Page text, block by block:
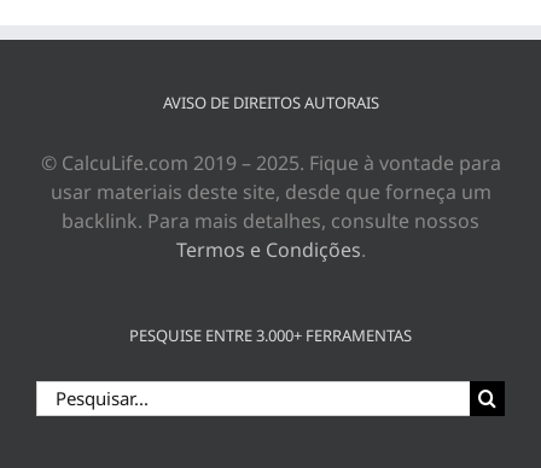
AVISO DE DIREITOS AUTORAIS
© CalcuLife.com 2019 – 2025. Fique à vontade para
usar materiais deste site, desde que forneça um
backlink. Para mais detalhes, consulte nossos
Termos e Condições.
PESQUISE ENTRE 3.000+ FERRAMENTAS
Buscar
resultados